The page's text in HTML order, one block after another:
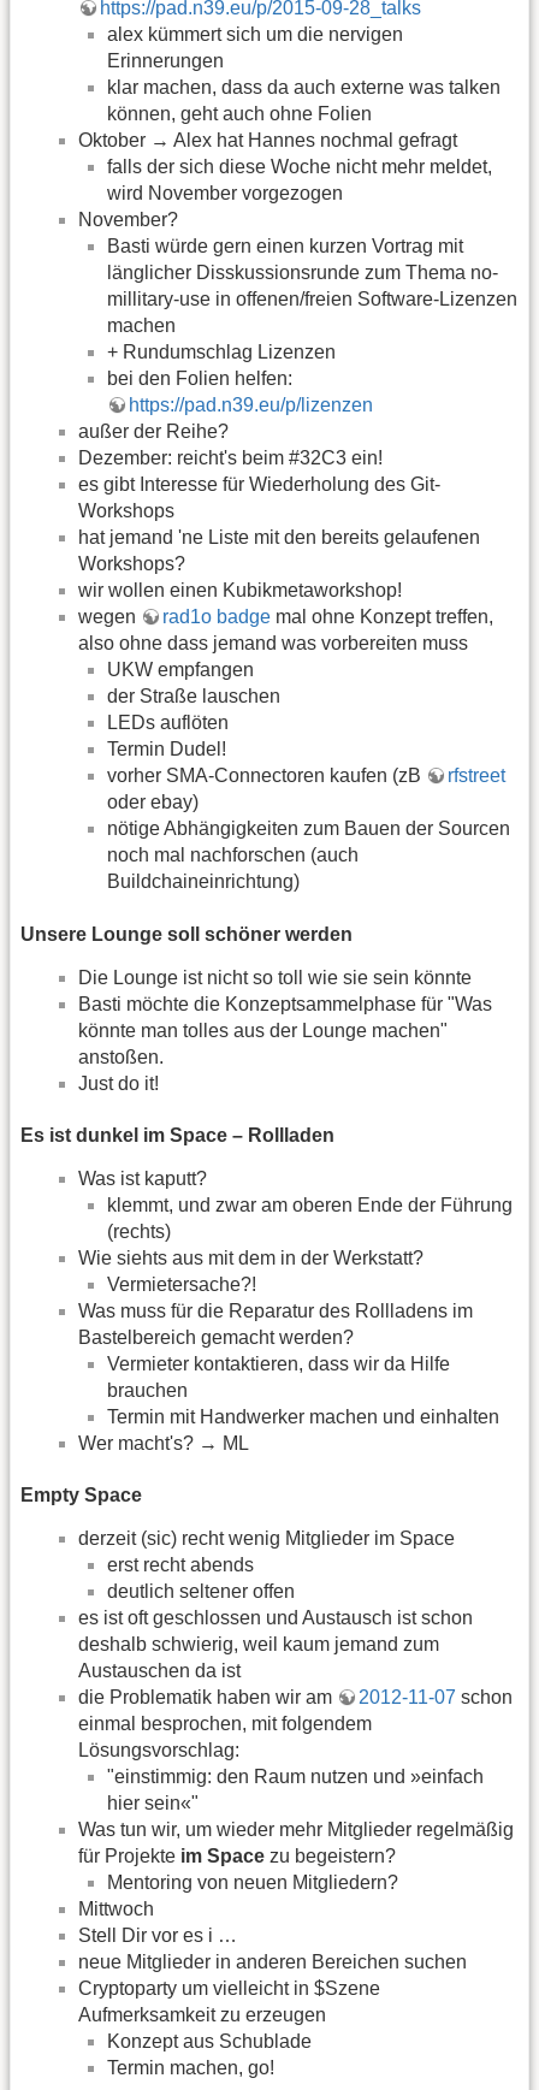
https://pad.n39.eu/p/2015-09-28_talks
alex kümmert sich um die nervigen
Erinnerungen
klar machen, dass da auch externe was talken
können, geht auch ohne Folien
Oktober → Alex hat Hannes nochmal gefragt
falls der sich diese Woche nicht mehr meldet,
wird November vorgezogen
November?
Basti würde gern einen kurzen Vortrag mit
länglicher Disskussionsrunde zum Thema no-
millitary-use in offenen/freien Software-Lizenzen
machen
+ Rundumschlag Lizenzen
bei den Folien helfen:
https://pad.n39.eu/p/lizenzen
außer der Reihe?
Dezember: reicht's beim #32C3 ein!
es gibt Interesse für Wiederholung des Git-
Workshops
hat jemand 'ne Liste mit den bereits gelaufenen
Workshops?
wir wollen einen Kubikmetaworkshop!
wegen
rad1o badge mal ohne Konzept treffen,
also ohne dass jemand was vorbereiten muss
UKW empfangen
der Straße lauschen
LEDs auflöten
Termin Dudel!
vorher SMA-Connectoren kaufen (zB
rfstreet
oder ebay)
nötige Abhängigkeiten zum Bauen der Sourcen
noch mal nachforschen (auch
Buildchaineinrichtung)
Unsere Lounge soll schöner werden
Die Lounge ist nicht so toll wie sie sein könnte
Basti möchte die Konzeptsammelphase für "Was
könnte man tolles aus der Lounge machen"
anstoßen.
Just do it!
Es ist dunkel im Space – Rollladen
Was ist kaputt?
klemmt, und zwar am oberen Ende der Führung
(rechts)
Wie siehts aus mit dem in der Werkstatt?
Vermietersache?!
Was muss für die Reparatur des Rollladens im
Bastelbereich gemacht werden?
Vermieter kontaktieren, dass wir da Hilfe
brauchen
Termin mit Handwerker machen und einhalten
Wer macht's? → ML
Empty Space
derzeit (sic) recht wenig Mitglieder im Space
erst recht abends
deutlich seltener offen
es ist oft geschlossen und Austausch ist schon
deshalb schwierig, weil kaum jemand zum
Austauschen da ist
die Problematik haben wir am
2012-11-07 schon
einmal besprochen, mit folgendem
Lösungsvorschlag:
"einstimmig: den Raum nutzen und »einfach
hier sein«"
Was tun wir, um wieder mehr Mitglieder regelmäßig
für Projekte im Space zu begeistern?
Mentoring von neuen Mitgliedern?
Mittwoch
Stell Dir vor es i …
neue Mitglieder in anderen Bereichen suchen
Cryptoparty um vielleicht in $Szene
Aufmerksamkeit zu erzeugen
Konzept aus Schublade
Termin machen, go!